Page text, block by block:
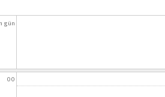
gün
00